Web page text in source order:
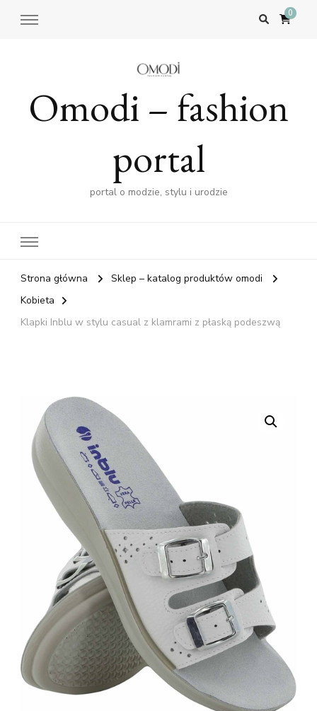
0
Omodi – fashion
portal
portal o modzie, stylu i urodzie
Strona główna
Sklep – katalog produktów omodi
Kobieta
Klapki Inblu w stylu casual z klamrami z płaską podeszwą